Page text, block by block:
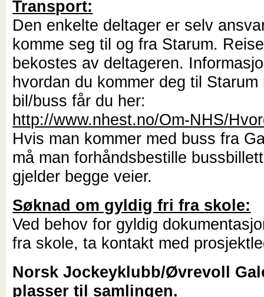
Transport:
Den enkelte deltager er selv
komme seg til og fra Starum.
bekostes av deltageren.
hvordan du kommer deg til Starum
bil/buss får du her:
http://www.nhest.no/Om-NHS/
Hvis man kommer med buss fra
må man forhåndsbestille
gjelder begge veier.
Søknad om gyldig fri fra skole:
Ved behov for gyldig
fra skole, ta kontakt med
Norsk Jockeyklubb/Øvrevoll
plasser til samlingen.